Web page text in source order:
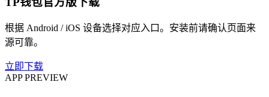
根据 Android / iOS 设备选择对应入口。安装前请确认页面来
源可靠。
立即下载
APP PREVIEW